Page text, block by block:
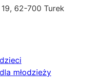
62-700 Turek
młodzieży